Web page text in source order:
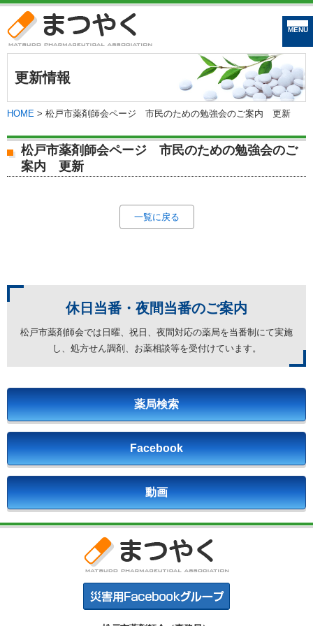
まつやく｜松戸市
更新情報
HOME > 松戸市薬剤師会ページ 市民のための勉強会のご案内 更新
松戸市薬剤師会ページ 市民のための勉強会のご
案内 更新
一覧に戻る
休日当番・夜間当番のご案内
松戸市薬剤師会では日曜、祝日、夜間対応の薬局を当番制にて実施
し、処方せん調剤、お薬相談等を受付けています。
薬局検索
Facebook
動画